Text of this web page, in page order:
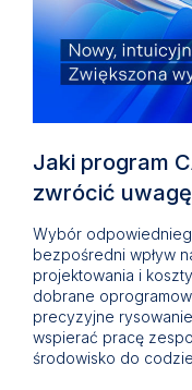
Jaki program
zwrócić
Wybór
bezpośredni wpływ
projektowania i
dobrane
precyzyjne
wspierać pracę
środowisko do